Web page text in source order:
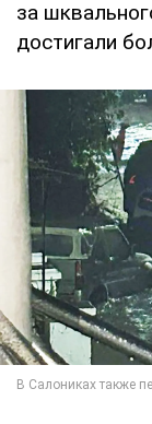
за
достигали